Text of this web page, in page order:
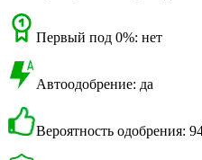
Первый под 0%: нет
Автоодобрение: да
Вероятность одобрения: